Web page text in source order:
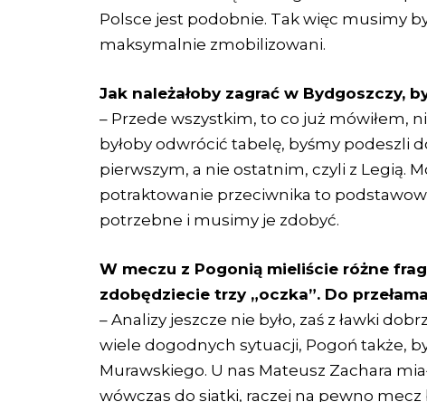
Polsce jest podobnie. Tak więc musimy
maksymalnie zmobilizowani.
Jak należałoby zagrać w Bydgoszczy,
– Przede wszystkim, to co już mówiłem,
byłoby odwrócić tabelę, byśmy podeszli
pierwszym, a nie ostatnim, czyli z Legią.
potraktowanie przeciwnika to
potrzebne i musimy je zdobyć.
W meczu z Pogonią mieliście różne
zdobędziecie trzy „oczka”. Do
– Analizy jeszcze nie było, zaś z ławki
wiele dogodnych sytuacji, Pogoń także,
Murawskiego. U nas Mateusz Zachara
wówczas do siatki, raczej na pewno